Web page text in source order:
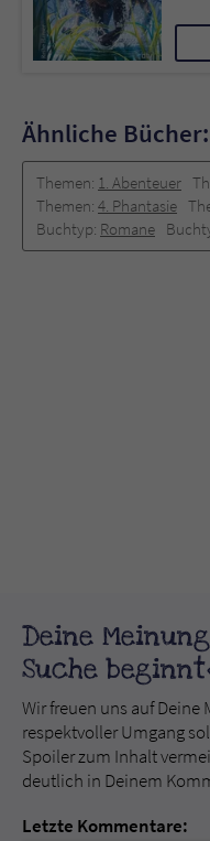
Ähnliche Bücher:
Themen: 1. Abenteuer
Themen: 4. Phantasie
Buchtyp: Romane
Deine
Suche
Wir freuen uns auf Deine
respektvoller Umgang
Spoiler zum Inhalt
deutlich in Deinem
Letzte Kommentare: